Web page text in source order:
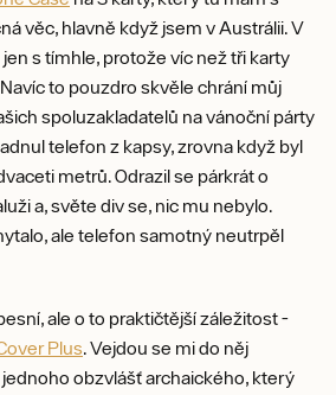
věc, hlavně když jsem v Austrálii. V
s tímhle, protože víc než tři karty
to pouzdro skvěle chrání můj
spoluzakladatelů na vánoční párty
telefon z kapsy, zrovna když byl
metrů. Odrazil se párkrát o
a, světe div se, nic mu nebylo.
ale telefon samotný neutrpěl
ale o to praktičtější záležitost -
Plus. Vejdou se mi do něj
obzvlášť archaického, který